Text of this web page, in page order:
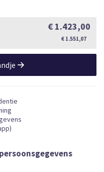
€ 1.423,00
€ 1.551,07